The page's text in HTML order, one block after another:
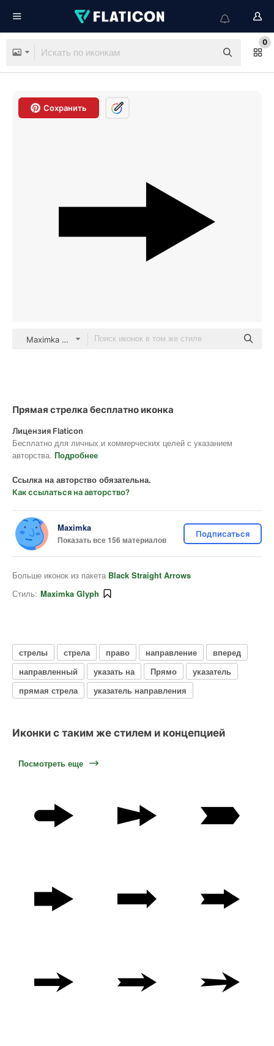
0
Сохранить
Maximka Glyph
Прямая стрелка бесплатно иконка
Лицензия Flaticon
Бесплатно для личных и коммерческих целей с указанием
авторства. Подробнее
Ссылка на авторство обязательна.
Как ссылаться на авторство?
Maximka
Показать все 156 материалов
Подписаться
Больше иконок из пакета Black Straight Arrows
Стиль: Maximka Glyph
стрелы стрела право направление
вперед
направленный
указать на Прямо
указатель
прямая стрела
указатель направления
Иконки с таким же стилем и концепцией
Посмотреть еще